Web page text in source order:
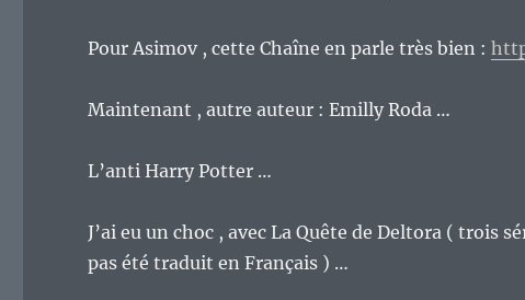
Pour Asimov , cette Chaîne en parle très bien :
Maintenant , autre auteur : Emilly Roda …
L’anti Harry Potter …
J’ai eu un choc , avec La Quête de Deltora ( trois
pas été traduit en Français ) …